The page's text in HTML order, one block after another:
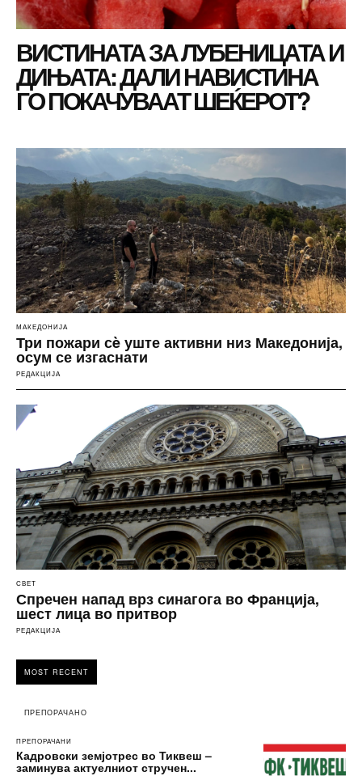
ВИСТИНАТА ЗА ЛУБЕНИЦАТА И
ДИЊАТА: ДАЛИ НАВИСТИНА
ГО ПОКАЧУВААТ ШЕЌЕРОТ?
МАКЕДОНИЈА
Три пожари сè уште активни низ Македонија,
осум се изгаснати
РЕДАКЦИЈА
СВЕТ
Спречен напад врз синагога во Франција,
шест лица во притвор
РЕДАКЦИЈА
MOST RECENT
ПРЕПОРАЧАНО
ПРЕПОРАЧАНИ
Кадровски земјотрес во Тиквеш –
заминува актуелниот стручен...